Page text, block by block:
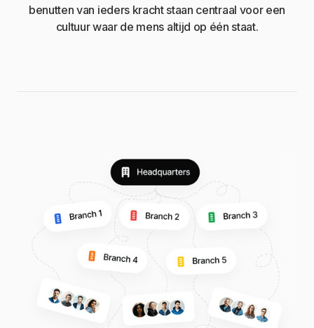
benutten van ieders kracht staan centraal voor een
cultuur waar de mens altijd op één staat.